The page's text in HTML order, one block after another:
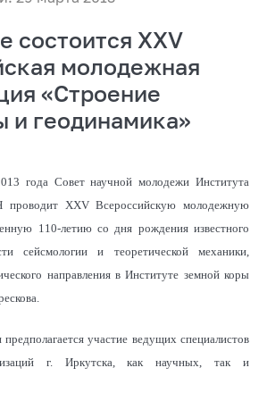
состоится XXV
молодежная
«Строение
и геодинамика»
года Совет научной молодежи Института
XXV Всероссийскую молодежную
110-летию со дня рождения известного
сейсмологии и теоретической механики,
направления в Институте земной коры
участие ведущих специалистов
г. Иркутска, как научных, так и